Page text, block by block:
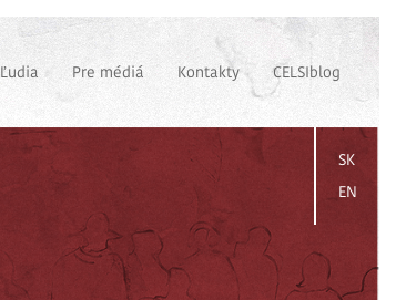
Ľudia Pre médiá Kontakty CELSIblog
SK
EN